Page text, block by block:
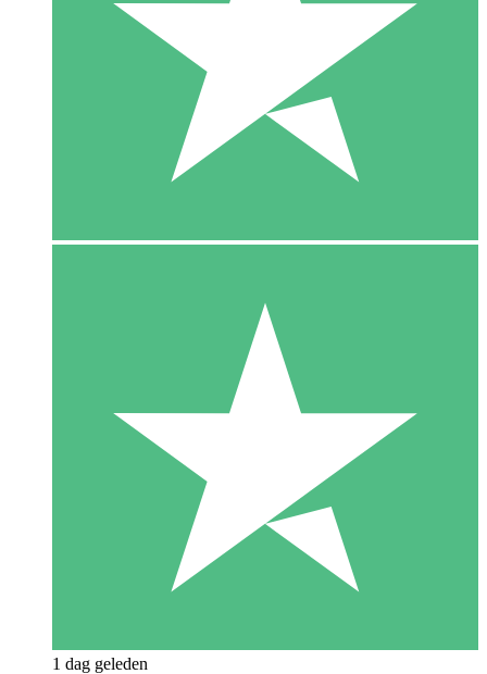
1 dag geleden